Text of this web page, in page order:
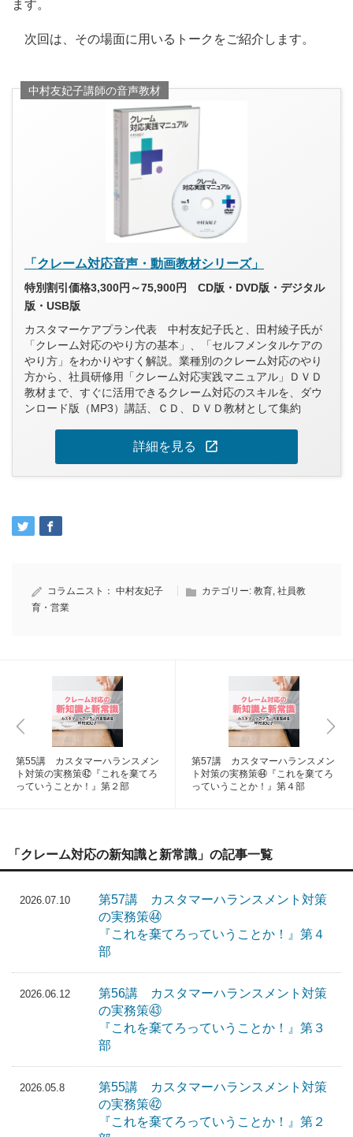
ます。
次回は、その場面に用いるトークをご紹介します。
中村友妃子講師の音声教材
「クレーム対応音声・動画教材シリーズ」
特別割引価格3,300円～75,900円 CD版・DVD版・デジタル
版・USB版
カスタマーケアプラン代表 中村友妃子氏と、田村綾子氏が
「クレーム対応のやり方の基本」、「セルフメンタルケアの
やり方」をわかりやすく解説。業種別のクレーム対応のやり
方から、社員研修用「クレーム対応実践マニュアル」ＤＶＤ
教材まで、すぐに活用できるクレーム対応のスキルを、ダウ
ンロード版（MP3）講話、ＣＤ、ＤＶＤ教材として集約
詳細を見る open_in_new
コラムニスト： 中村友妃子 カテゴリー: 教育, 社員教
育・営業
第55講 カスタマーハランスメン
ト対策の実務策㊷『これを棄てろ
っていうことか！』第２部
第57講 カスタマーハランスメン
ト対策の実務策㊹『これを棄てろ
っていうことか！』第４部
「クレーム対応の新知識と新常識」の記事一覧
2026.07.10
第57講 カスタマーハランスメント対策
の実務策㊹
『これを棄てろっていうことか！』第４
部
2026.06.12
第56講 カスタマーハランスメント対策
の実務策㊸
『これを棄てろっていうことか！』第３
部
2026.05.8
第55講 カスタマーハランスメント対策
の実務策㊷
『これを棄てろっていうことか！』第２